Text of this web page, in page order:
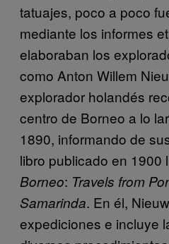
tatuajes, poco a poco
mediante los informes
elaboraban los
como Anton Willem
explorador holandés
centro de Borneo a lo
1890, informando de
libro publicado en 1900
Borneo: Travels from
Samarinda. En él,
expediciones e incluye